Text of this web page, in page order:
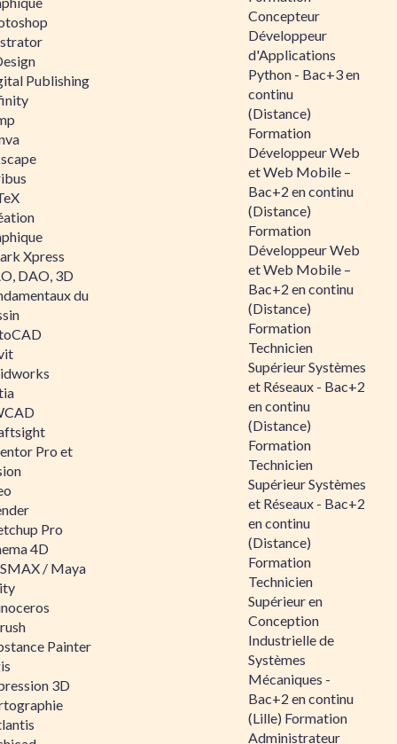
Publishing
Xpress
DAO, 3D
du
Pro et
Pro
4D
/ Maya
Painter
3D
Concepteur
Développeur
d'Applications
Python - Bac+3 en
continu
(Distance)
Formation
Développeur Web
et Web Mobile –
Bac+2 en continu
(Distance)
Formation
Développeur Web
et Web Mobile –
Bac+2 en continu
(Distance)
Formation
Technicien
Supérieur Systèmes
et Réseaux - Bac+2
en continu
(Distance)
Formation
Technicien
Supérieur Systèmes
et Réseaux - Bac+2
en continu
(Distance)
Formation
Technicien
Supérieur en
Conception
Industrielle de
Systèmes
Mécaniques -
Bac+2 en continu
(Lille) Formation
Administrateur